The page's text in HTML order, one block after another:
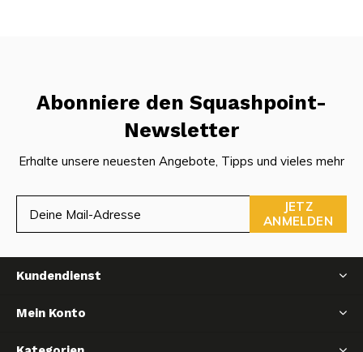
Abonniere den Squashpoint-
Newsletter
Erhalte unsere neuesten Angebote, Tipps und vieles mehr
JETZ
ANMELDEN
Kundendienst
Mein Konto